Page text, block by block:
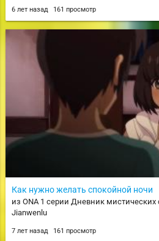
6 лет назад 161 просмотр
Как нужно желать спокойной ночи
из ONA 1 серии Дневник мистических
Jianwenlu
7 лет назад 161 просмотр